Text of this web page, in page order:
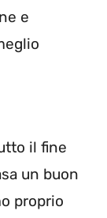
e
il fine
un buon
proprio